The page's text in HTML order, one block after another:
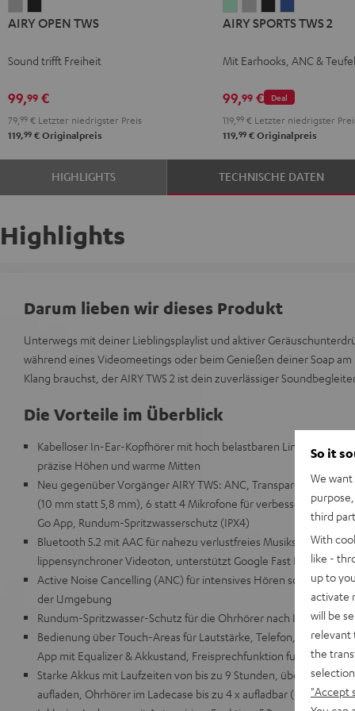
OPEN
Moon
OPEN
Night
AIRY OPEN TWS
Sound trifft Freiheit
99,99 €
79, 99 € Letzter niedrigster Preis
119,99 € Originalpreis
SPORTS
2
Green
SPORTS
2
Gray
SPORTS
2
Black
SPORTS
2
Blue
AIRY SPORTS TWS 2
Mit Earhooks, ANC &
Deal
99,99€
119, 99€Letzter niedrigster
119,99€Originalpreis
HIGHLIGHTS TECHNISCHE DATEN
Highlights
Darum lieben wir dieses Produkt
Unterwegs mit deiner Lieblingsplaylist und aktiver
während eines Videomeetings oder beim Genießen deiner Soap
Klang brauchst, der AIRY TWS 2 ist dein zuverlässiger
Die Vorteile im Überblick
Kabelloser In-Ear-Kopfhörer mit hoch belastbaren Linear-HD-
präzise Höhen und warme Mitten
Neu gegenüber Vorgänger AIRY TWS: ANC,
(10 mm statt 5,8 mm), 6 statt 4 Mikrofone für verbesserte
Go App, Rundum-Spritzwasserschutz (IPX4)
Bluetooth 5.2 mit AAC für nahezu verlustfreies Musikstreaming
lippensynchroner Videoton, unterstützt Google Fast Pair
Active Noise Cancelling (ANC) für intensives Hören sowie
der Umgebung
Rundum-Spritzwasser-Schutz für die Ohrhörer nach IPX4-
Bedienung über Touch-Areas für Lautstärke, Telefon, Musik-
App mit Equalizer & Akkustand, Freisprechfunktion funktioniert
Starke Akkus mit Laufzeiten von bis zu 9 Stunden, über 1 Stunde
aufladen, Ohrhörer im Ladecase bis zu 4 x aufladbar
So it
We
third
With
like -
up to
activate
will be
relevant
the
"Accept